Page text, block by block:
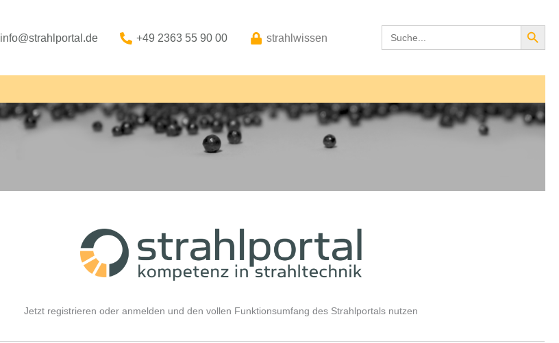
info@strahlportal.de +49 2363 55 90 00 strahlwissen
Search
for:
Search Button
Jetzt registrieren oder anmelden und den vollen Funktionsumfang des Strahlportals nutzen